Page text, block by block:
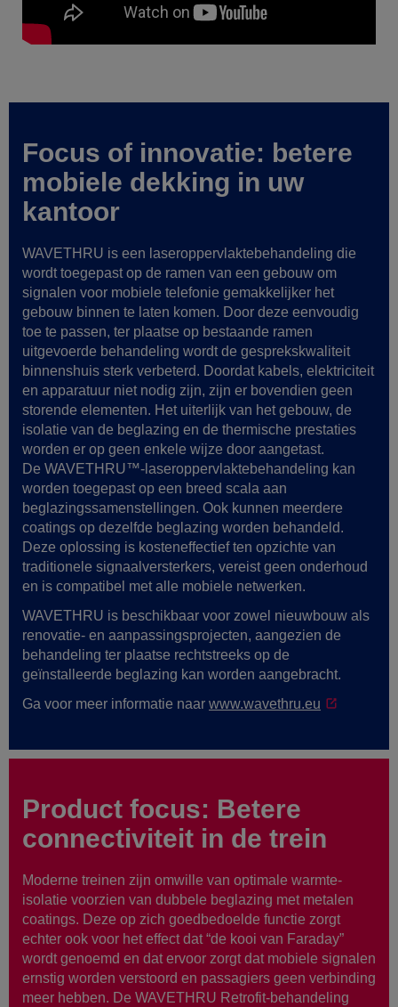
Focus of innovatie: betere
mobiele dekking in uw
kantoor
WAVETHRU is een laseroppervlaktebehandeling die
wordt toegepast op de ramen van een gebouw om
signalen voor mobiele telefonie gemakkelijker het
gebouw binnen te laten komen. Door deze eenvoudig
toe te passen, ter plaatse op bestaande ramen
uitgevoerde behandeling wordt de gesprekskwaliteit
binnenshuis sterk verbeterd. Doordat kabels, elektriciteit
en apparatuur niet nodig zijn, zijn er bovendien geen
storende elementen. Het uiterlijk van het gebouw, de
isolatie van de beglazing en de thermische prestaties
worden er op geen enkele wijze door aangetast.
De WAVETHRU™-laseroppervlaktebehandeling kan
worden toegepast op een breed scala aan
beglazingssamenstellingen. Ook kunnen meerdere
coatings op dezelfde beglazing worden behandeld.
Deze oplossing is kosteneffectief ten opzichte van
traditionele signaalversterkers, vereist geen onderhoud
en is compatibel met alle mobiele netwerken.
WAVETHRU is beschikbaar voor zowel nieuwbouw als
renovatie- en aanpassingsprojecten, aangezien de
behandeling ter plaatse rechtstreeks op de
geïnstalleerde beglazing kan worden aangebracht.
Ga voor meer informatie naar www.wavethru.eu
Product focus: Betere
connectiviteit in de trein
Moderne treinen zijn omwille van optimale warmte-
isolatie voorzien van dubbele beglazing met metalen
coatings. Deze op zich goedbedoelde functie zorgt
echter ook voor het effect dat “de kooi van Faraday”
wordt genoemd en dat ervoor zorgt dat mobiele signalen
ernstig worden verstoord en passagiers geen verbinding
meer hebben. De WAVETHRU Retrofit-behandeling